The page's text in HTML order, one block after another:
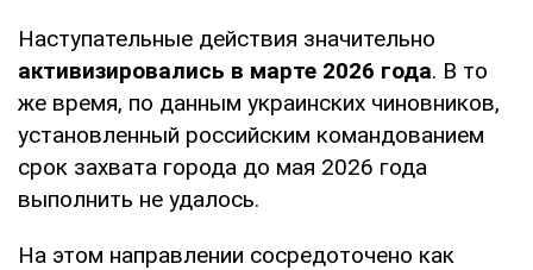
Наступательные действия значительно
активизировались в марте 2026 года. В то
же время, по данным украинских чиновников,
установленный российским командованием
срок захвата города до мая 2026 года
выполнить не удалось.
На этом направлении сосредоточено как